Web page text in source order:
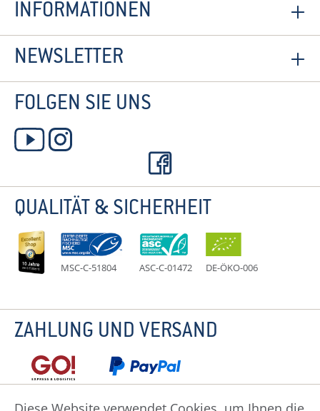
INFORMATIONEN
NEWSLETTER
FOLGEN SIE UNS
QUALITÄT & SICHERHEIT
MSC-C-51804 ASC-C-01472 DE-ÖKO-006
ZAHLUNG UND VERSAND